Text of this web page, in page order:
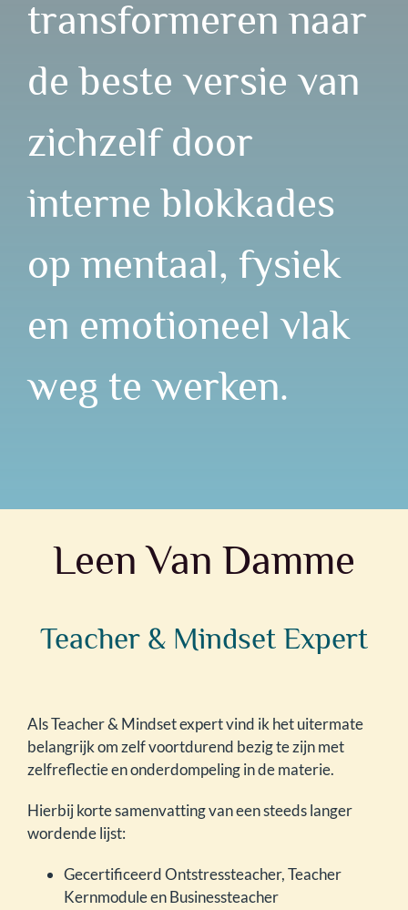
transformeren naar
de beste versie van
zichzelf door
interne blokkades
op mentaal, fysiek
en emotioneel vlak
weg te werken.
Leen Van Damme
Teacher & Mindset Expert
Als Teacher & Mindset expert vind ik het uitermate
belangrijk om zelf voortdurend bezig te zijn met
zelfreflectie en onderdompeling in de materie.
Hierbij korte samenvatting van een steeds langer
wordende lijst:
Gecertificeerd Ontstressteacher, Teacher
Kernmodule en Businessteacher